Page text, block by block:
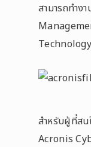
สามารถทำง
สำหรับผู้ที่ส
Acronis